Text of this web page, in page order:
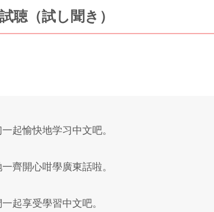
聴（試し聞き）
起愉快地学习中文吧。
齊開心咁學廣東話啦。
起享受學習中文吧。